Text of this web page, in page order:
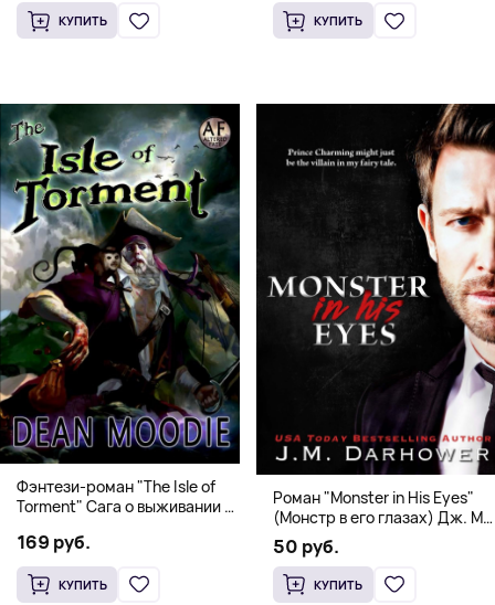
КУПИТЬ КУПИТЬ
Фэнтези-роман "The Isle of
Torment" Сага о выживании и
169 руб.
КУПИТЬ
Роман "Monster in His Eyes"
(Монстр в его глазах) Дж. М.
Дарховер | Mafia Romance
18+
50 руб.
КУПИТЬ